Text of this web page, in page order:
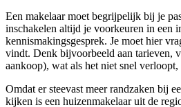
Een makelaar moet begrijpelijk bij je
inschakelen altijd je voorkeuren in een
kennismakingsgesprek. Je moet hier
vindt. Denk bijvoorbeeld aan tarieven,
aankoop), wat als het niet snel
Omdat er steevast meer randzaken bij
kijken is een huizenmakelaar uit de